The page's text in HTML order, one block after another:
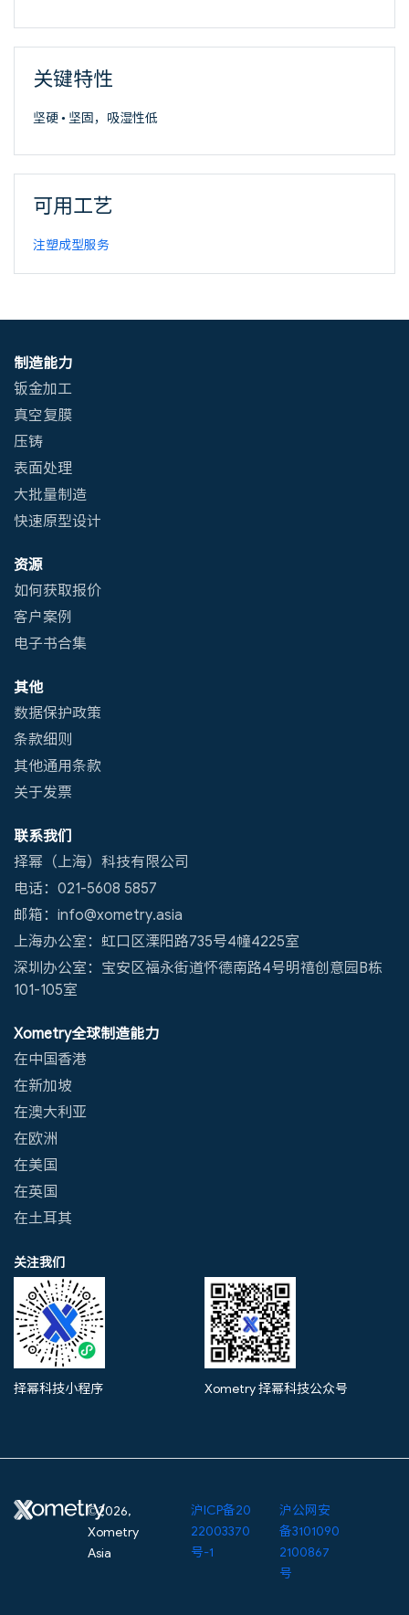
关键特性
坚硬 • 坚固，吸湿性低
可用工艺
注塑成型服务
制造能力
钣金加工
真空复膜
压铸
表面处理
大批量制造
快速原型设计
资源
如何获取报价
客户案例
电子书合集
其他
数据保护政策
条款细则
其他通用条款
关于发票
联系我们
择幂（上海）科技有限公司
电话：021-5608 5857
邮箱：info@xometry.asia
上海办公室：虹口区溧阳路735号4幢4225室
深圳办公室：宝安区福永街道怀德南路4号明禧创意园B栋
101-105室
Xometry全球制造能力
在中国香港
在新加坡
在澳大利亚
在欧洲
在美国
在英国
在土耳其
关注我们
择幂科技小程序 Xometry 择幂科技公众号
©2026,
Xometry
Asia
沪ICP备20
22003370
号-1
沪公网安
备3101090
2100867
号